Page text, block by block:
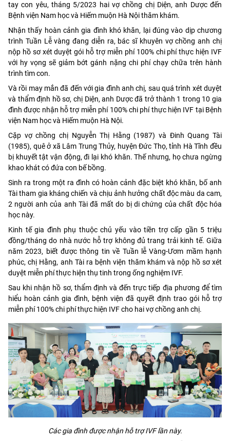
tay con yêu, tháng 5/2023 hai vợ chồng chị Diện, anh Dược đến
Bệnh viện Nam học và Hiếm muộn Hà Nội thăm khám.
Nhận thấy hoàn cảnh gia đình khó khăn, lại đúng vào dịp chương
trình Tuần Lễ vàng đang diễn ra, bác sĩ khuyên vợ chồng anh chị
nộp hồ sơ xét duyệt gói hỗ trợ miễn phí 100% chi phí thực hiện IVF
với hy vọng sẽ giảm bớt gánh nặng chi phí chạy chữa trên hành
trình tìm con.
Và rồi may mắn đã đến với gia đình anh chị, sau quá trình xét duyệt
và thẩm định hồ sơ, chị Diện, anh Dược đã trở thành 1 trong 10 gia
đình được nhận hỗ trợ miễn phí 100% chi phí thực hiện IVF tại Bệnh
viện Nam học và Hiếm muộn Hà Nội.
Cặp vợ chồng chị Nguyễn Thị Hằng (1987) và Đinh Quang Tài
(1985), quê ở xã Lâm Trung Thủy, huyện Đức Thọ, tỉnh Hà Tĩnh đều
bị khuyết tật vận động, đi lại khó khăn. Thế nhưng, họ chưa ngừng
khao khát có đứa con bế bồng.
Sinh ra trong một ra đình có hoàn cảnh đặc biệt khó khăn, bố anh
Tài tham gia kháng chiến và chịu ảnh hưởng chất độc màu da cam,
2 người anh của anh Tài đã mất do bị di chứng của chất độc hóa
học này.
Kinh tế gia đình phụ thuộc chủ yếu vào tiền trợ cấp gần 5 triệu
đồng/tháng do nhà nước hỗ trợ không đủ trang trải kinh tế. Giữa
năm 2023, biết được thông tin về Tuần lễ Vàng-Ươm mầm hạnh
phúc, chị Hằng, anh Tài ra bệnh viện thăm khám và nộp hồ sơ xét
duyệt miễn phí thực hiện thụ tinh trong ống nghiệm IVF.
Sau khi nhận hồ sơ, thẩm định và đến trực tiếp địa phương để tìm
hiểu hoàn cảnh gia đình, bệnh viện đã quyết định trao gói hỗ trợ
miễn phí 100% chi phí thực hiện IVF cho hai vợ chồng anh chị.
Các gia đình được nhận hỗ trợ IVF lần này.